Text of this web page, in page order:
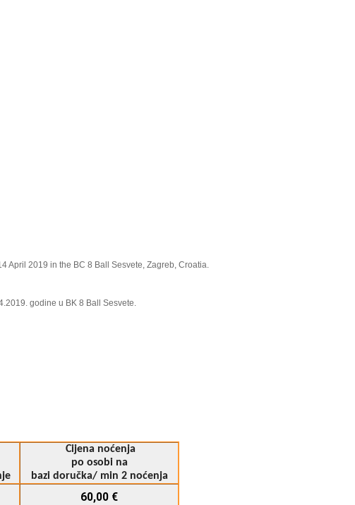
April 2019 in the BC 8 Ball Sesvete, Zagreb, Croatia.
godine u BK 8 Ball Sesvete.
Cijena noćenja
po osobi na
bazi doručka/ min 2 noćenja
60,00 €